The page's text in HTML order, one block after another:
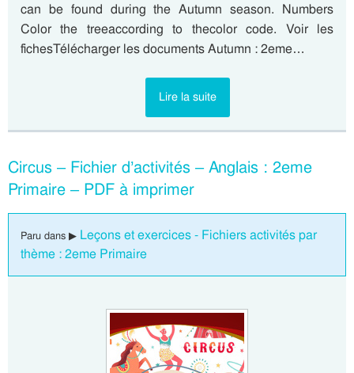
can be found during the Autumn season. Numbers
Color the treeaccording to thecolor code. Voir les
fichesTélécharger les documents Autumn : 2eme…
Lire la suite
Circus – Fichier d’activités – Anglais : 2eme
Primaire – PDF à imprimer
Paru dans ▶ Leçons et exercices - Fichiers activités par
thème : 2eme Primaire